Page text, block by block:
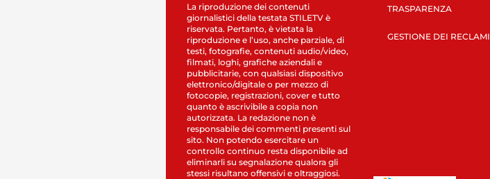
La riproduzione dei contenuti
giornalistici della testata STILETV è
riservata. Pertanto, è vietata la
riproduzione e l’uso, anche parziale, di
testi, fotografie, contenuti audio/video,
filmati, loghi, grafiche aziendali e
pubblicitarie, con qualsiasi dispositivo
elettronico/digitale o per mezzo di
fotocopie, registrazioni, cover e tutto
quanto è ascrivibile a copia non
autorizzata. La redazione non è
responsabile dei commenti presenti sul
sito. Non potendo esercitare un
controllo continuo resta disponibile ad
eliminarli su segnalazione qualora gli
stessi risultano offensivi e oltraggiosi.
TRASPARENZA
GESTIONE DEI RECLAMI